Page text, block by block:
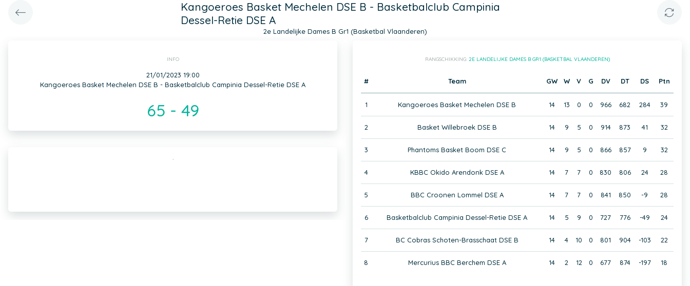
Kangoeroes Basket Mechelen DSE B - Basketbalclub Campinia
Dessel-Retie DSE A
2e Landelijke Dames B Gr1 (Basketbal Vlaanderen)
INFO
21/01/2023 19:00
Kangoeroes Basket Mechelen DSE B - Basketbalclub Campinia Dessel-Retie DSE A
65 - 49
,
RANGSCHIKKING: 2E LANDELIJKE DAMES B GR1 (BASKETBAL VLAANDEREN)
# Team GW W V G DV DT DS Ptn
1 Kangoeroes Basket Mechelen DSE B 14 13 0 0 966 682 284 39
2 Basket Willebroek DSE B 14 9 5 0 914 873 41 32
3 Phantoms Basket Boom DSE C 14 9 5 0 866 857 9 32
4 KBBC Okido Arendonk DSE A 14 7 7 0 830 806 24 28
5 BBC Croonen Lommel DSE A 14 7 7 0 841 850 -9 28
6 Basketbalclub Campinia Dessel-Retie DSE A 14 5 9 0 727 776 -49 24
7 BC Cobras Schoten-Brasschaat DSE B 14 4 10 0 801 904 -103 22
8 Mercurius BBC Berchem DSE A 14 2 12 0 677 874 -197 18